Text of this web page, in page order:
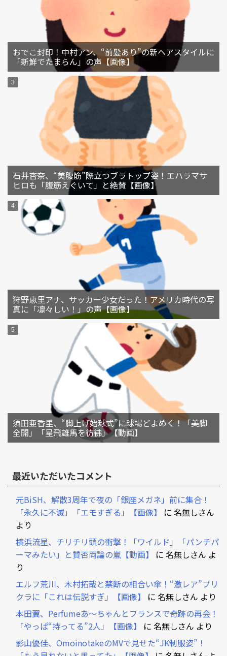
おでこ封印！中村アン、“前髪あり”の新ヘアスタイルに
「新鮮でたまらん」の声【画像】
石井杏奈、“美腹筋”際立つブラトップ姿！エハラマサ
ヒロも「腹筋えぐいて」と絶賛【画像】
狩野恵里アナ、サッカー少女だった！アメリカ時代の写
真に「凛々しい！」の声【画像】
須田亜香里、“脚上げ始球式”に球場どよめく！「美脚
全開」「星飛雄馬を彷彿」【動画】
最近いただいたコメント
元BiSH、解散3周年で夜の「銀座メガネ」前に集合！
「永久に不滅」「エモすぎる」【画像】
に 名無しさん
より
横浜流星、チリチリ頭の衝撃！「ワイルド」「パンチパ
ーマみたい」と賛否両論の嵐【動画】
に 名無しさん よ
り
エルフ荒川、木村拓哉と禁断の相合い傘！“激レア”プリ
クラに「これは伝説すぎ」【画像】
に 名無しさん より
本田翼、Perfumeあ～ちゃんとフランスで奇跡の再会！
「やっぱ“持ってる”2人」【画像】
に 名無しさん より
影山優佳、OmoinotakeのMVで見せた“JK制服姿”！